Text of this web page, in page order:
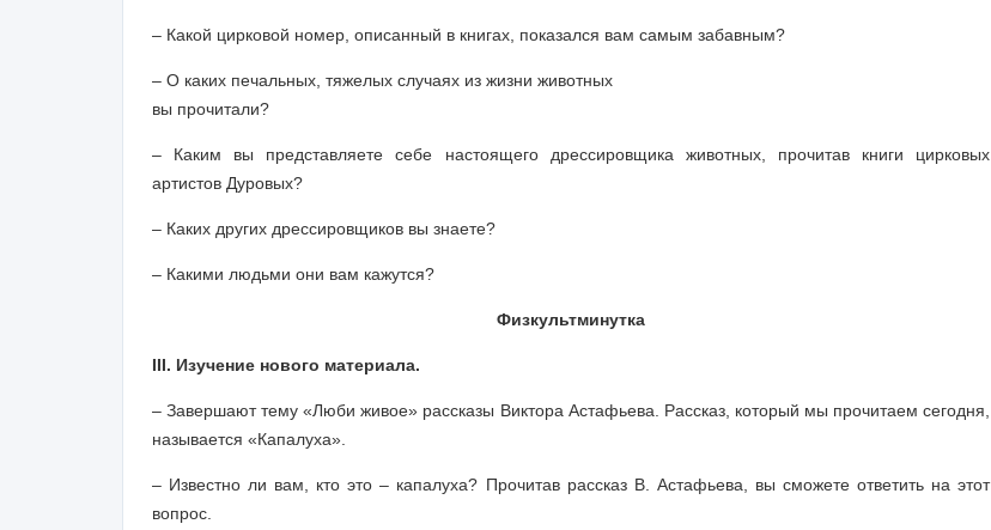
– Какой цирковой номер, описанный в книгах, показался вам самым забавным?
– О каких печальных, тяжелых случаях из жизни животных
вы прочитали?
– Каким вы представляете себе настоящего дрессировщика животных, прочитав книги цирковых
артистов Дуровых?
– Каких других дрессировщиков вы знаете?
– Какими людьми они вам кажутся?
Физкультминутка
III. Изучение нового материала.
– Завершают тему «Люби живое» рассказы Виктора Астафьева. Рассказ, который мы прочитаем сегодня,
называется «Капалуха».
– Известно ли вам, кто это – капалуха? Прочитав рассказ В. Астафьева, вы сможете ответить на этот
вопрос.